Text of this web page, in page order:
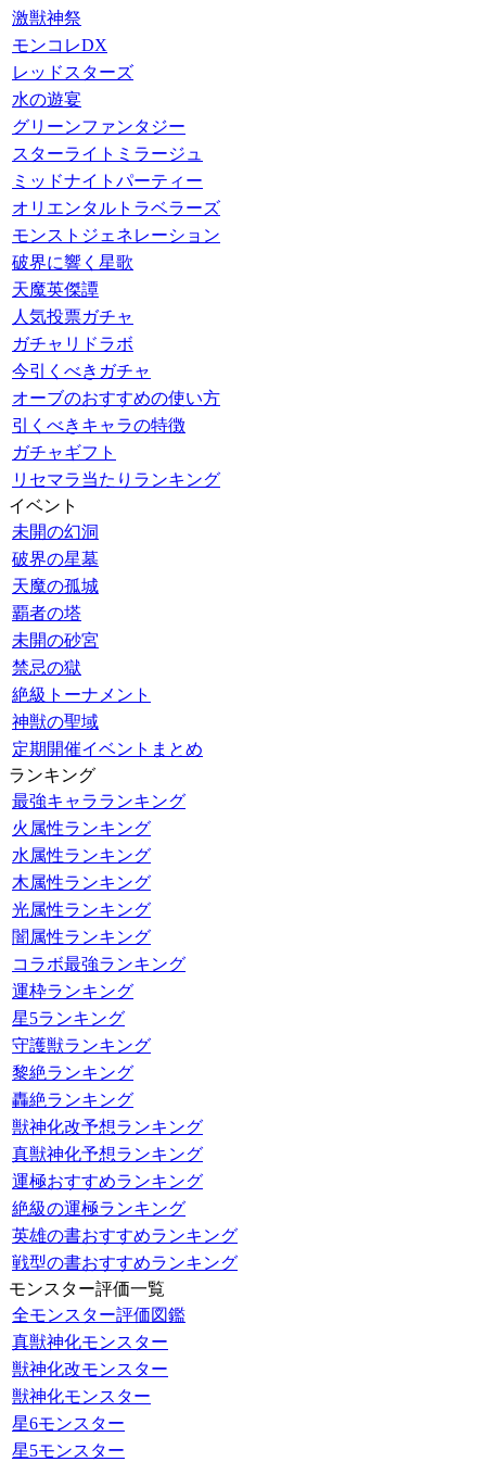
激獣神祭
モンコレDX
レッドスターズ
水の遊宴
グリーンファンタジー
スターライトミラージュ
ミッドナイトパーティー
オリエンタルトラベラーズ
モンストジェネレーション
破界に響く星歌
天魔英傑譚
人気投票ガチャ
ガチャリドラボ
今引くべきガチャ
オーブのおすすめの使い方
引くべきキャラの特徴
ガチャギフト
リセマラ当たりランキング
イベント
未開の幻洞
破界の星墓
天魔の孤城
覇者の塔
未開の砂宮
禁忌の獄
絶級トーナメント
神獣の聖域
定期開催イベントまとめ
ランキング
最強キャラランキング
火属性ランキング
水属性ランキング
木属性ランキング
光属性ランキング
闇属性ランキング
コラボ最強ランキング
運枠ランキング
星5ランキング
守護獣ランキング
黎絶ランキング
轟絶ランキング
獣神化改予想ランキング
真獣神化予想ランキング
運極おすすめランキング
絶級の運極ランキング
英雄の書おすすめランキング
戦型の書おすすめランキング
モンスター評価一覧
全モンスター評価図鑑
真獣神化モンスター
獣神化改モンスター
獣神化モンスター
星6モンスター
星5モンスター